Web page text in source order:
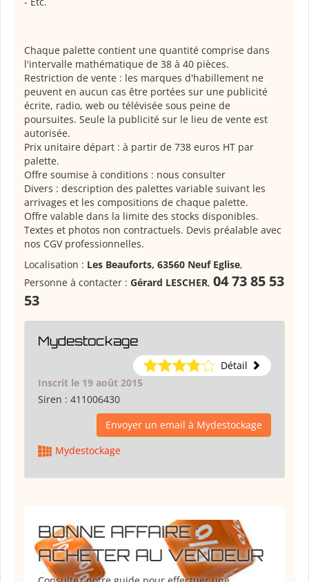
Chaque palette contient une quantité comprise dans
l'intervalle mathématique de 38 à 40 pièces.
Restriction de vente : les marques d'habillement ne
peuvent en aucun cas être portées sur une publicité
écrite, radio, web ou télévisée sous peine de
poursuites. Seule la publicité sur le lieu de vente est
autorisée.
Prix unitaire départ : à partir de 738 euros HT par
palette.
Offre soumise à conditions : nous consulter
Divers : description des palettes variable suivant les
arrivages et les compositions de chaque palette.
Offre valable dans la limite des stocks disponibles.
Textes et photos non contractuels. Devis préalable avec
nos CGV professionnelles.
Localisation : Les Beauforts, 63560 Neuf Eglise,
Personne à contacter : Gérard LESCHER, 04 73 85 53
53
Mydestockage
Détail
Inscrit le 19 août 2015
Siren : 411006430
Envoyer un email à Mydestockage
Mydestockage
BONNE AFFAIRE :
ACHETER AU VENDEUR